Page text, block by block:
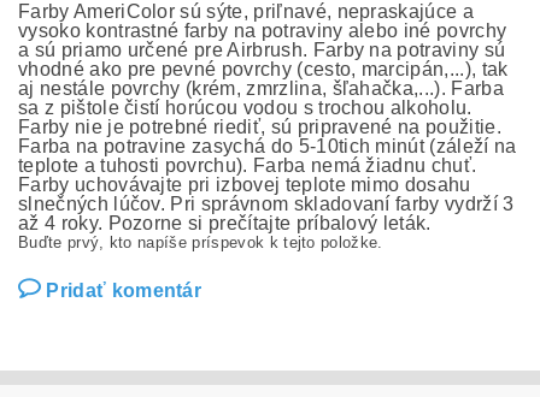
Farby AmeriColor sú sýte, priľnavé, nepraskajúce a
vysoko kontrastné farby na potraviny alebo iné povrchy
a sú priamo určené pre Airbrush. Farby na potraviny sú
vhodné ako pre pevné povrchy (cesto, marcipán,...), tak
aj nestále povrchy (krém, zmrzlina, šľahačka,...). Farba
sa z pištole čistí horúcou vodou s trochou alkoholu.
Farby nie je potrebné riediť, sú pripravené na použitie.
Farba na potravine zasychá do 5-10tich minút (záleží na
teplote a tuhosti povrchu). Farba nemá žiadnu chuť.
Farby uchovávajte pri izbovej teplote mimo dosahu
slnečných lúčov. Pri správnom skladovaní farby vydrží 3
až 4 roky. Pozorne si prečítajte príbalový leták.
Buďte prvý, kto napíše príspevok k tejto položke.
Pridať komentár